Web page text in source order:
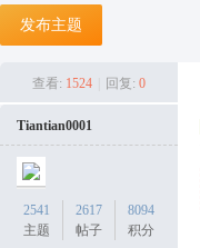
发布主题
查看: 1524 回复: 0
Tiantian0001
2541
主题
2617
帖子
8094
积分